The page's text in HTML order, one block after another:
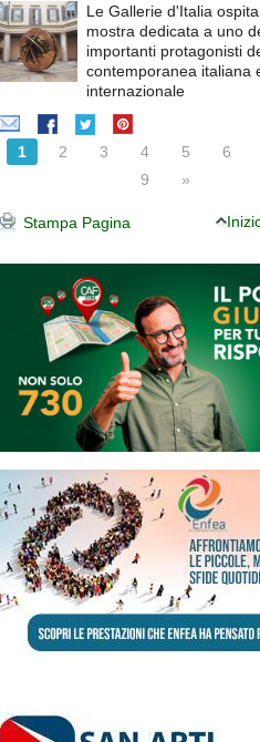
Le Gallerie d'Italia
mostra dedicata a uno
importanti protagonisti
contemporanea italiana
internazionale
1 2 3 4 5 6
9
»
Stampa Pagina